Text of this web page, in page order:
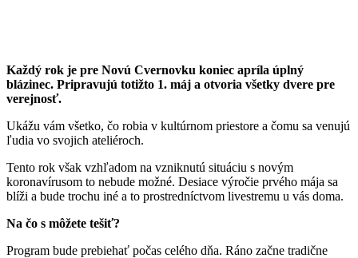
Každý rok je pre Novú Cvernovku koniec apríla úplný
blázinec. Pripravujú totižto 1. máj a otvoria všetky dvere pre
verejnosť.
Ukážu vám všetko, čo robia v kultúrnom priestore a čomu sa venujú
ľudia vo svojich ateliéroch.
Tento rok však vzhľadom na vzniknutú situáciu s novým
koronavírusom to nebude možné. Desiace výročie prvého mája sa
blíži a bude trochu iné a to prostredníctvom livestremu u vás doma.
Na čo s môžete tešiť?
Program bude prebiehať počas celého dňa. Ráno začne tradične